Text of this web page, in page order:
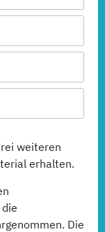
weiteren
erhalten.
Die